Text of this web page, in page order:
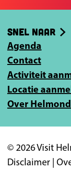
o
k
Snel naar
Agenda
Contact
Activiteit
Locatie
Over
© 2026 Visit
Disclaimer